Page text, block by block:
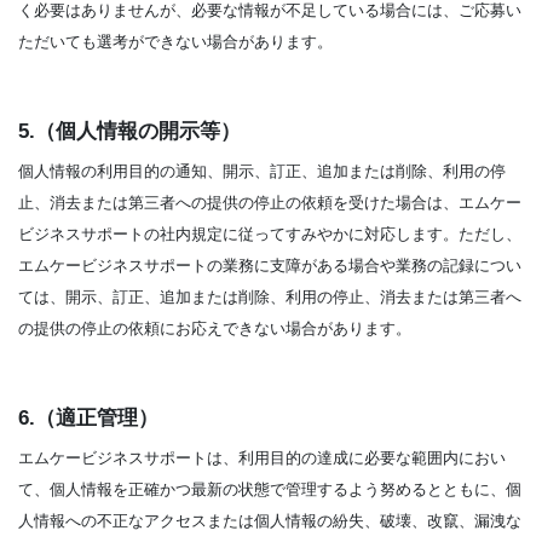
く必要はありませんが、必要な情報が不足している場合には、ご応募い
ただいても選考ができない場合があります。
5.（個人情報の開示等）
個人情報の利用目的の通知、開示、訂正、追加または削除、利用の停
止、消去または第三者への提供の停止の依頼を受けた場合は、エムケー
ビジネスサポートの社内規定に従ってすみやかに対応します。ただし、
エムケービジネスサポートの業務に支障がある場合や業務の記録につい
ては、開示、訂正、追加または削除、利用の停止、消去または第三者へ
の提供の停止の依頼にお応えできない場合があります。
6.（適正管理）
エムケービジネスサポートは、利用目的の達成に必要な範囲内におい
て、個人情報を正確かつ最新の状態で管理するよう努めるとともに、個
人情報への不正なアクセスまたは個人情報の紛失、破壊、改竄、漏洩な